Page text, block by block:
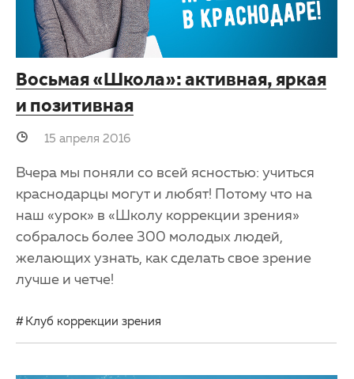
Восьмая «Школа»: активная, яркая
и позитивная
15 апреля 2016
Вчера мы поняли со всей ясностью: учиться
краснодарцы могут и любят! Потому что на
наш «урок» в «Школу коррекции зрения»
собралось более 300 молодых людей,
желающих узнать, как сделать свое зрение
лучше и четче!
Клуб коррекции зрения